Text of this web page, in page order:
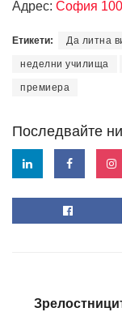
Адрес: София
Етикети: Да литна
неделни училища
премиера
Последвайте